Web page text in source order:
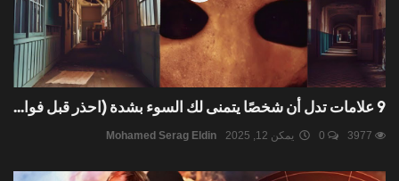
9 علامات تدل أن شخصًا يتمنى لك السوء بشدة (احذر قبل فوا...
Mohamed Serag Eldin يمكن 12, 2025